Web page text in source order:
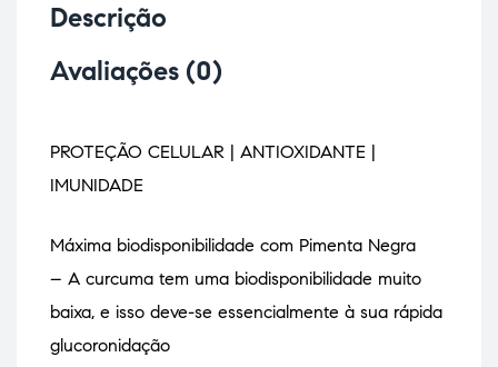
Descrição
Avaliações (0)
PROTEÇÃO CELULAR | ANTIOXIDANTE |
IMUNIDADE
Máxima biodisponibilidade com Pimenta Negra
– A curcuma tem uma biodisponibilidade muito
baixa, e isso deve-se essencialmente à sua rápida
glucoronidação